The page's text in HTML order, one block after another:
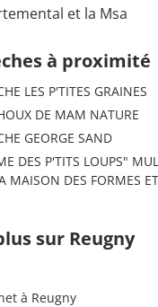
et la Msa
à proximité
LES P'TITES GRAINES
DE MAM NATURE
GEORGE SAND
DES P'TITS LOUPS"
MAISON DES FORMES
sur Reugny
à Reugny